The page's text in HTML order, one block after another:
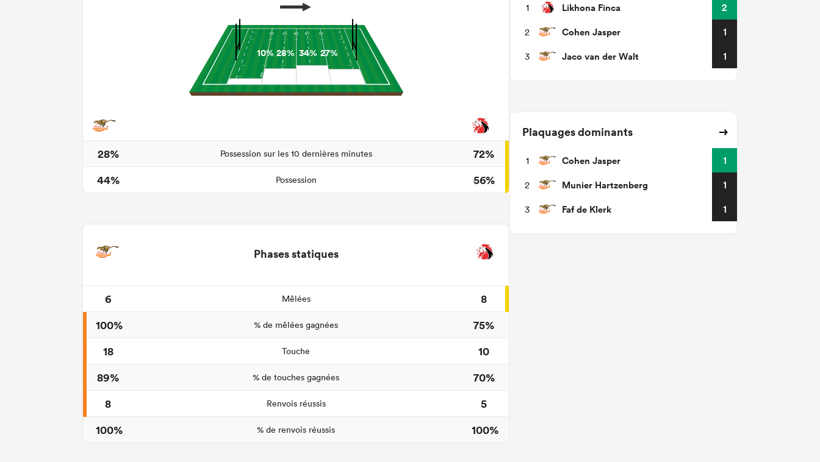
1 Likhona Finca 2
2 Cohen Jasper 1
3 Jaco van der Walt 1
Plaquages dominants
1 Cohen Jasper 1
2 Munier Hartzenberg 1
3 Faf de Klerk 1
10%28% 34% 27%
28% Possession sur les 10 dernières minutes
72%
44%
Possession 56%
Phases statiques
6 Mêlées
8
100%
% de mêlées gagnées
75%
18
Touche
10
89%
% de touches gagnées
70%
8
Renvois réussis
5
100%
% de renvois réussis 100%